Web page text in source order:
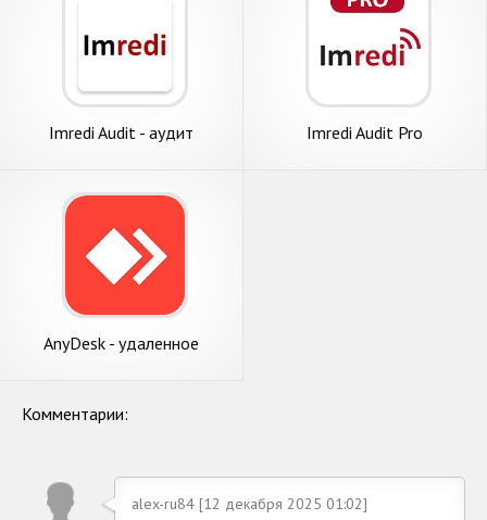
Imredi Audit - аудит
Imredi Audit Pro
AnyDesk - удаленное
Комментарии:
alex-ru84 [12 декабря 2025 01:02]